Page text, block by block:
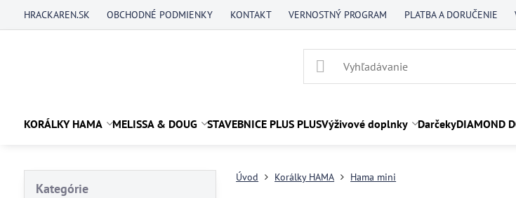
HRACKAREN.SK OBCHODNÉ PODMIENKY KONTAKT VERNOSTNÝ PROGRAM PLATBA A DORUČENIE
KORÁLKY HAMA MELISSA & DOUG STAVEBNICE PLUS PLUSVýživové doplnky DarčekyDIAMOND
Úvod Korálky HAMA Hama mini
Kategórie